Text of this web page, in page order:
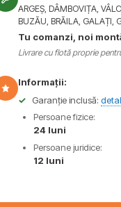
ARGEȘ, DÂMBOVIȚA,
BUZĂU, BRĂILA, GALAȚI,
Tu comanzi, noi
Livrare cu flotă proprie
Informații:
✓
Garanție inclusă:
Persoane fizice:
24 luni
Persoane juridice:
12 luni